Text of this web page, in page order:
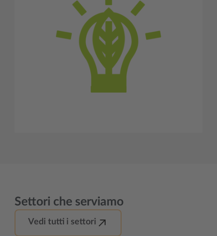
Settori che serviamo
Vedi tutti i settori